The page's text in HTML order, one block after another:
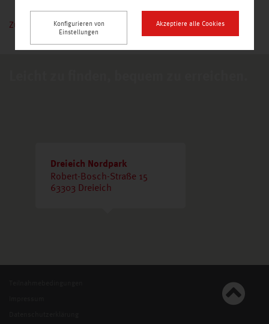
Zurück zur Nachrichten-Übersicht
Dreieich Nordpark
Robert-Bosch-Straße 15
63303 Dreieich
Konfigurieren von
Einstellungen
Akzeptiere alle Cookies